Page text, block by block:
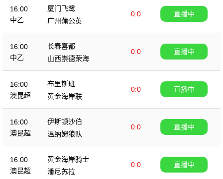
16:00
中乙
厦门飞鹭
0:0
广州蒲公英
直播中
16:00
中乙
长春喜都
0:0
山西崇德荣海
直播中
16:00
澳昆超
布里斯班
0:0
黄金海岸联
直播中
16:00
澳昆超
伊斯顿沙伯
0:0
温纳姆狼队
直播中
16:00
澳昆超
黄金海岸骑士
0:0
潘尼苏拉
直播中